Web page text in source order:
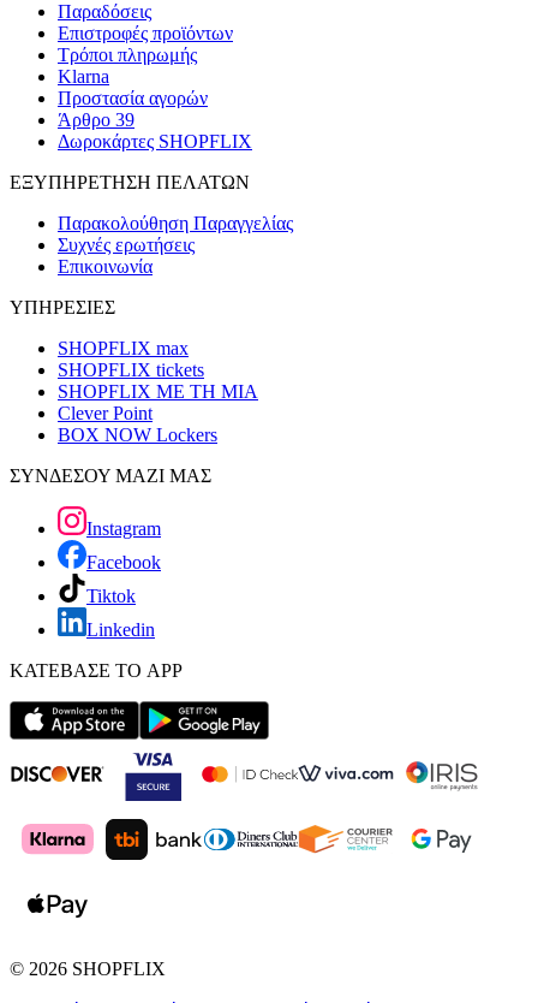
Παραδόσεις
Επιστροφές προϊόντων
Τρόποι πληρωμής
Klarna
Προστασία αγορών
Άρθρο 39
Δωροκάρτες SHOPFLIX
ΕΞΥΠΗΡΕΤΗΣΗ ΠΕΛΑΤΩΝ
Παρακολούθηση Παραγγελίας
Συχνές ερωτήσεις
Επικοινωνία
ΥΠΗΡΕΣΙΕΣ
SHOPFLIX max
SHOPFLIX tickets
SHOPFLIX ΜΕ ΤΗ ΜΙΑ
Clever Point
BOX NOW Lockers
ΣΥΝΔΕΣΟΥ ΜΑΖΙ ΜΑΣ
Instagram
Facebook
Tiktok
Linkedin
ΚΑΤΕΒΑΣΕ ΤΟ APP
© 2026 SHOPFLIX